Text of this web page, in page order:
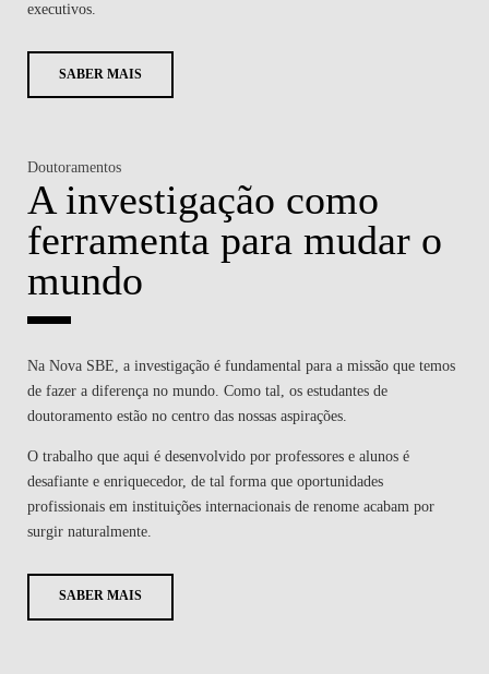
executivos.
SABER MAIS
Doutoramentos
A investigação como
ferramenta para mudar o
mundo
Na Nova SBE, a investigação é fundamental para a missão que temos
de fazer a diferença no mundo. Como tal, os estudantes de
doutoramento estão no centro das nossas aspirações.
O trabalho que aqui é desenvolvido por professores e alunos é
desafiante e enriquecedor, de tal forma que oportunidades
profissionais em instituições internacionais de renome acabam por
surgir naturalmente.
SABER MAIS